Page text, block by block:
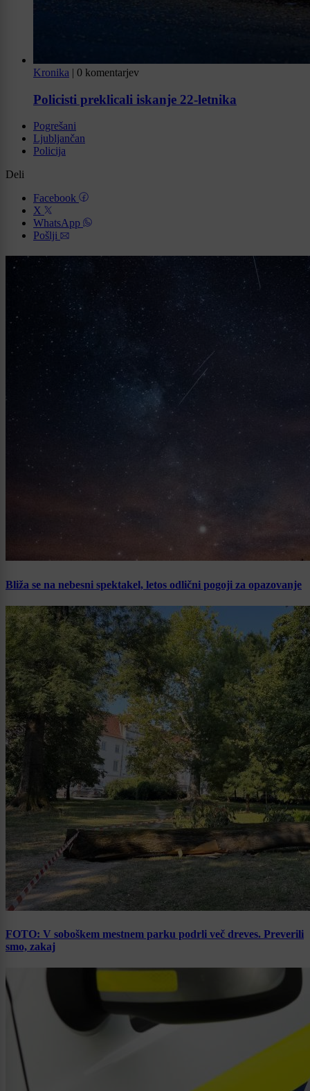
Kronika | 0 komentarjev
Policisti preklicali iskanje 22-letnika
Pogrešani
Ljubljančan
Policija
Deli
Facebook
X
WhatsApp
Pošlji
Bliža se na nebesni spektakel, letos odlični pogoji za opazovanje
FOTO: V soboškem mestnem parku podrli več dreves. Preverili
smo, zakaj